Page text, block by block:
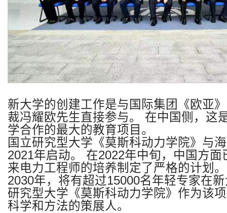
新大学的创建工作是与国际集团《欧亚
裁冯耀欧先生直接参与。
在中国侧，这
学合作的最大的教育项目。
国立研究型大学《莫斯科动力学院》与
2021年启动。 在2022年中旬，中国方面
来电力工程师的培养制定了严格的计划。
2030年，将有超过15000名年轻专家在
研究型大学《莫斯科动力学院》作为该
科学和方法的策展人。